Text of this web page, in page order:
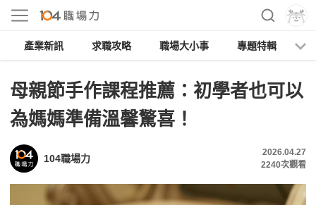
產業新訊 求職攻略 職場大小事 專題特輯
母親節手作課程推薦：初學者也可以
為媽媽準備溫馨驚喜！
104職場力
2026.04.27
2240次觀看